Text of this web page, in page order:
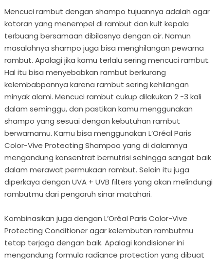
Mencuci rambut dengan shampo tujuannya adalah agar
kotoran yang menempel di rambut dan kult kepala
terbuang bersamaan dibilasnya dengan air. Namun
masalahnya shampo juga bisa menghilangan pewarna
rambut. Apalagi jika kamu terlalu sering mencuci rambut.
Hal itu bisa menyebabkan rambut berkurang
kelembabpannya karena rambut sering kehilangan
minyak alami. Mencuci rambut cukup dilakukan 2 -3 kali
dalam seminggu, dan pastikan kamu menggunakan
shampo yang sesuai dengan kebutuhan rambut
berwarnamu. Kamu bisa menggunakan L’Oréal Paris
Color-Vive Protecting Shampoo yang di dalamnya
mengandung konsentrat bernutrisi sehingga sangat baik
dalam merawat permukaan rambut. Selain itu juga
diperkaya dengan UVA + UVB filters yang akan melindungi
rambutmu dari pengaruh sinar matahari.
Kombinasikan juga dengan L’Oréal Paris Color-Vive
Protecting Conditioner agar kelembutan rambutmu
tetap terjaga dengan baik. Apalagi kondisioner ini
mengandung formula radiance protection yang dibuat